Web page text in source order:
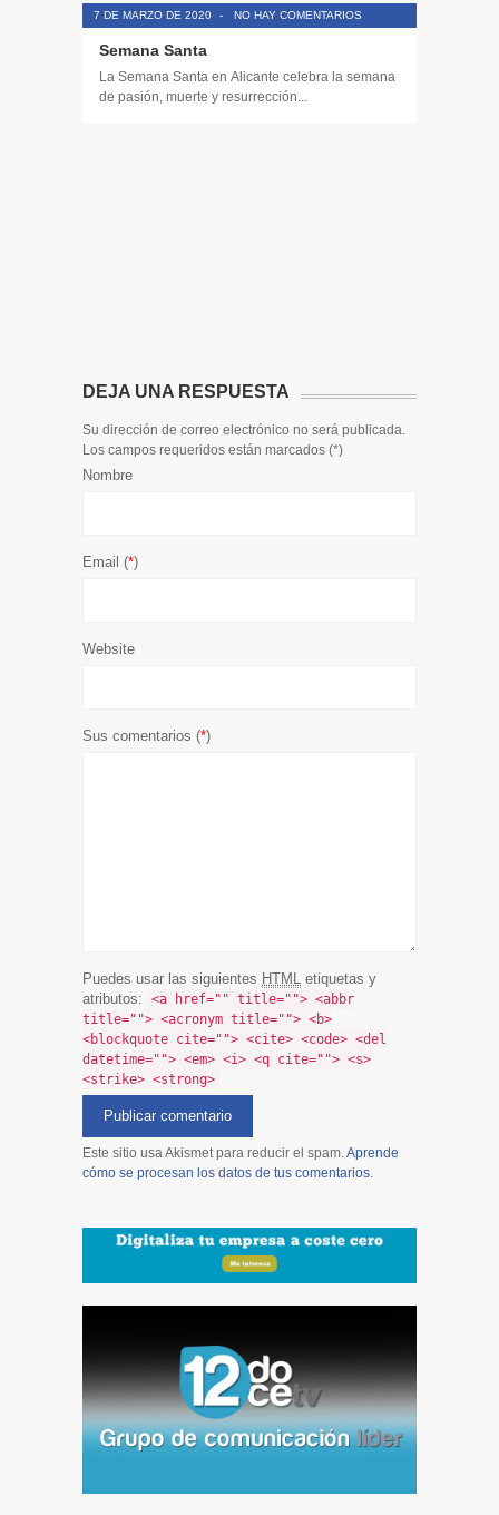
7 DE MARZO DE 2020 - NO HAY COMENTARIOS
Semana Santa
La Semana Santa en Alicante celebra la semana
de pasión, muerte y resurrección...
DEJA UNA RESPUESTA
Su dirección de correo electrónico no será publicada.
Los campos requeridos están marcados (*)
Nombre
Email (*)
Website
Sus comentarios (*)
Puedes usar las siguientes HTML
etiquetas y
atributos:
<a href="" title=""> <abbr
title=""> <acronym title=""> <b>
<blockquote cite=""> <cite> <code> <del
datetime=""> <em> <i> <q cite=""> <s>
<strike> <strong>
Este sitio usa Akismet para reducir el spam.Aprende
cómo se procesan los datos de tus comentarios.